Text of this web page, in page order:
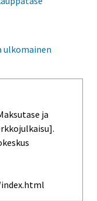
ulkomainen
ja